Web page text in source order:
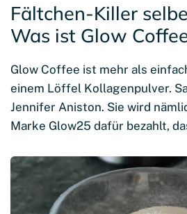
Fältchen-Killer
Was ist Glow
Glow Coffee ist mehr als
einem Löffel Kollagenpulver.
Jennifer Aniston. Sie wird
Marke Glow25 dafür bezahlt,